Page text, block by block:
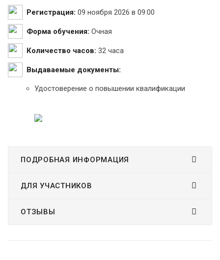
Регистрация: 09 ноября 2026 в 09:00
Форма обучения: Очная
Количество часов: 32 часа
Выдаваемые документы:
Удостоверение о повышении квалификации
ПОДРОБНАЯ ИНФОРМАЦИЯ
ДЛЯ УЧАСТНИКОВ
ОТЗЫВЫ